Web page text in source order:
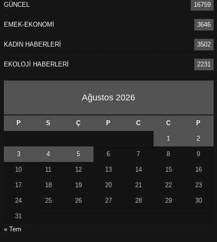
GÜNCEL 16759
EMEK-EKONOMİ 3646
KADIN HABERLERİ 3502
EKOLOJİ HABERLERİ 2231
Ağustos 2026
P S Ç P C C P
1 2
3 4 5 6 7 8 9
10 11 12 13 14 15 16
17 18 19 20 21 22 23
24 25 26 27 28 29 30
31
« Tem